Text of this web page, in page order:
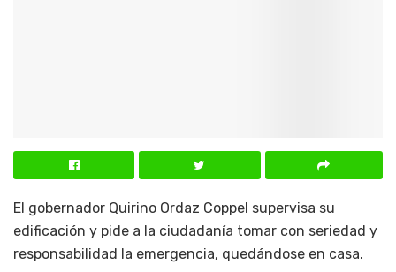
El gobernador Quirino Ordaz Coppel supervisa su
edificación y pide a la ciudadanía tomar con seriedad y
responsabilidad la emergencia, quedándose en casa.